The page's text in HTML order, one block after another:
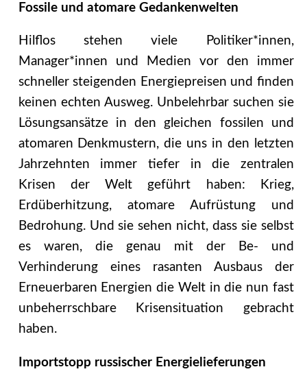
Fossile und atomare Gedankenwelten
Hilflos stehen viele Politiker*innen,
Manager*innen und Medien vor den immer
schneller steigenden Energiepreisen und finden
keinen echten Ausweg. Unbelehrbar suchen sie
Lösungsansätze in den gleichen fossilen und
atomaren Denkmustern, die uns in den letzten
Jahrzehnten immer tiefer in die zentralen
Krisen der Welt geführt haben: Krieg,
Erdüberhitzung, atomare Aufrüstung und
Bedrohung. Und sie sehen nicht, dass sie selbst
es waren, die genau mit der Be- und
Verhinderung eines rasanten Ausbaus der
Erneuerbaren Energien die Welt in die nun fast
unbeherrschbare Krisensituation gebracht
haben.
Importstopp russischer Energielieferungen